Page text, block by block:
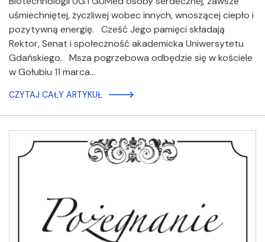
uśmiechniętej, życzliwej wobec innych, wnoszącej ciepło i
pozytywną energię. Cześć Jego pamięci składają
Rektor, Senat i społeczność akademicka Uniwersytetu
Gdańskiego. Msza pogrzebowa odbędzie się w kościele
w Gołubiu 11 marca…
CZYTAJ CAŁY ARTYKUŁ